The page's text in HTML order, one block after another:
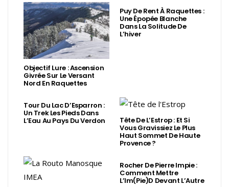
Objectif Lure : Ascension
Givrée Sur Le Versant
Nord En Raquettes
Puy De Rent À Raquettes :
Une Épopée Blanche
Dans La Solitude De
L’hiver
Tour Du Lac D’Esparron :
Un Trek Les Pieds Dans
L’Eau Au Pays Du Verdon Tête De L’Estrop : Et Si
Vous Gravissiez Le Plus
Haut Sommet De Haute
Provence ?
Rocher De Pierre Impie :
Comment Mettre
L’Im(Pie)d Devant L’Autre